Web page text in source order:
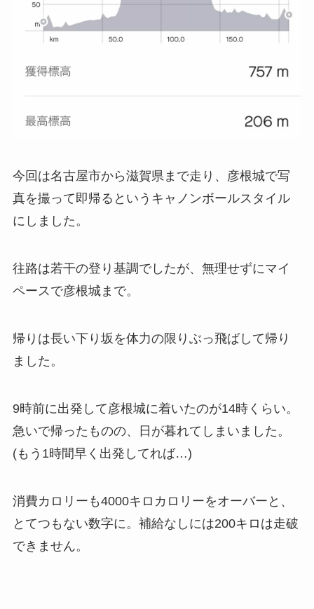
今回は名古屋市から滋賀県まで走り、彦根城で写
真を撮って即帰るという キャノンボールスタイル
にしました。
往路は若干の登り基調でしたが、無理せずにマイ
ペースで彦根城まで。
帰りは長い下り坂を体力の限りぶっ飛ばして帰り
ました。
9時前に出発して彦根城に着いたのが14時くらい。
急いで帰ったものの、日が暮れてしまいました。
(もう1時間早く出発してれば…)
消費カロリーも4000キロカロリーをオーバーと、
とてつもない数字に。補給なしには200キロは走破
できません。